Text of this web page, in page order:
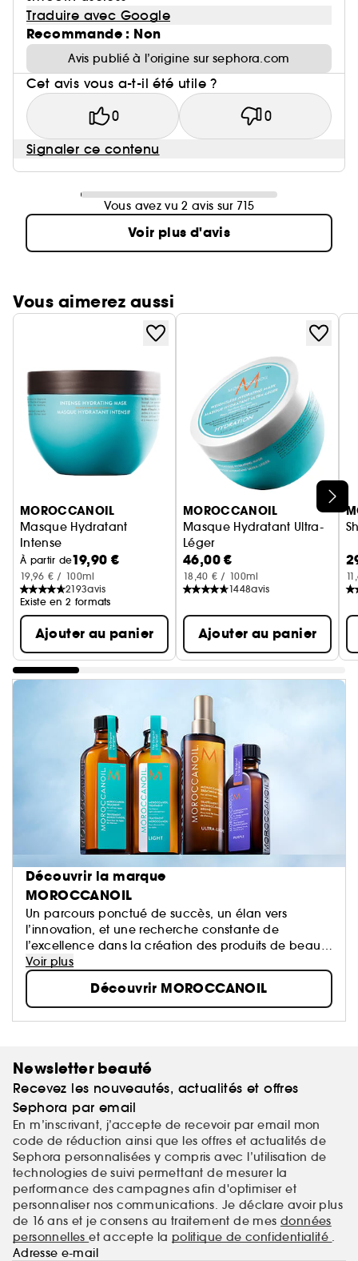
Traduire avec Google
Recommande : Non
Avis publié à l’origine sur sephora.com
Cet avis vous a-t-il été utile ?
0 0
Signaler ce contenu
Vous avez vu 2 avis sur 715
Voir plus d'avis
Vous aimerez aussi
MOROCCANOIL
Masque Hydratant
Intense
Pour Cheveux Epais Secs a Tres Secs
À partir de19,90 €
19,96 € / 100ml
2193avis
Existe en 2 formats
Ajouter au panier
MOROCCANOIL
Masque Hydratant Ultra-
Léger
Masque Cheveux
46,00 €
18,40 € / 100ml
1448avis
Ajouter au panier
Découvrir la marque
MOROCCANOIL
Un parcours ponctué de succès, un élan vers
l’innovation, et une recherche constante de
l’excellence dans la création des produits de beauté
infusés d’huile ont façonné une marque désormais
érigée au rang d’icône : Moroccanoil.
Voir plus
Découvrir MOROCCANOIL
Newsletter beauté
Recevez les nouveautés, actualités et offres
Sephora par email
En m’inscrivant, j’accepte de recevoir par email mon
code de réduction ainsi que les offres et actualités de
Sephora personnalisées y compris avec l’utilisation de
technologies de suivi permettant de mesurer la
performance des campagnes afin d'optimiser et
personnaliser nos communications. Je déclare avoir plus
de 16 ans et je consens au traitement de mes données
personnelleset accepte la politique de confidentialité .
Adresse e-mail